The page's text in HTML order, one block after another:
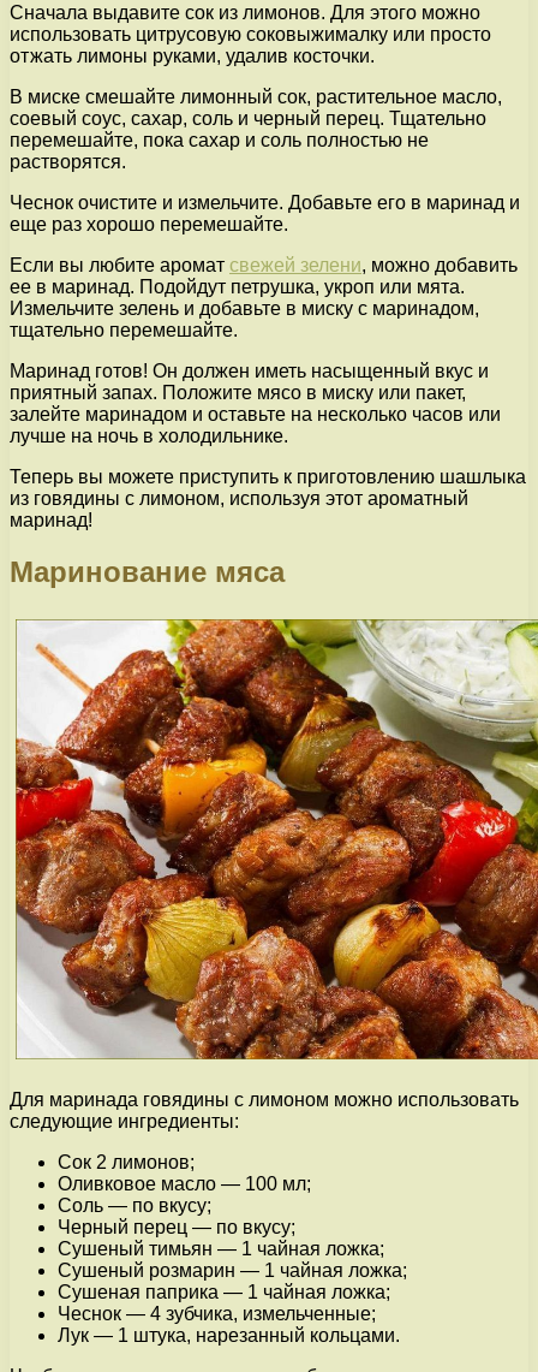
Сначала выдавите сок из лимонов. Для этого можно
использовать цитрусовую соковыжималку или просто
отжать лимоны руками, удалив косточки.
В миске смешайте лимонный сок, растительное масло,
соевый соус, сахар, соль и черный перец. Тщательно
перемешайте, пока сахар и соль полностью не
растворятся.
Чеснок очистите и измельчите. Добавьте его в маринад и
еще раз хорошо перемешайте.
Если вы любите аромат свежей зелени, можно добавить
ее в маринад. Подойдут петрушка, укроп или мята.
Измельчите зелень и добавьте в миску с маринадом,
тщательно перемешайте.
Маринад готов! Он должен иметь насыщенный вкус и
приятный запах. Положите мясо в миску или пакет,
залейте маринадом и оставьте на несколько часов или
лучше на ночь в холодильнике.
Теперь вы можете приступить к приготовлению шашлыка
из говядины с лимоном, используя этот ароматный
маринад!
Маринование мяса
Для маринада говядины с лимоном можно использовать
следующие ингредиенты:
Сок 2 лимонов;
Оливковое масло — 100 мл;
Соль — по вкусу;
Черный перец — по вкусу;
Сушеный тимьян — 1 чайная ложка;
Сушеный розмарин — 1 чайная ложка;
Сушеная паприка — 1 чайная ложка;
Чеснок — 4 зубчика, измельченные;
Лук — 1 штука, нарезанный кольцами.